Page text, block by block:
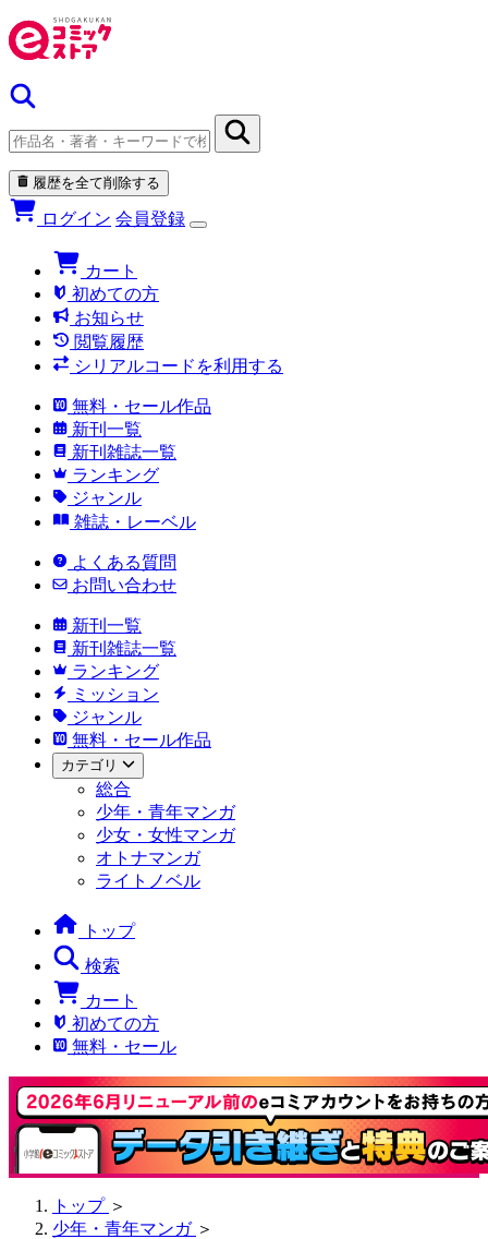
履歴を全て削除する
ログイン 会員登録
カート
初めての方
お知らせ
閲覧履歴
シリアルコードを利用する
無料・セール作品
新刊一覧
新刊雑誌一覧
ランキング
ジャンル
雑誌・レーベル
よくある質問
お問い合わせ
新刊一覧
新刊雑誌一覧
ランキング
ミッション
ジャンル
無料・セール作品
カテゴリ
総合
少年・青年マンガ
少女・女性マンガ
オトナマンガ
ライトノベル
トップ
検索
カート
初めての方
無料・セール
トップ ＞
少年・青年マンガ ＞